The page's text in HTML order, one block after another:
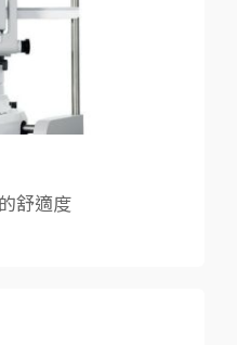
舒適度